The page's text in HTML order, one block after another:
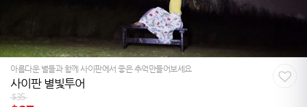
아름다운 별들과 함께 사이판에서 좋은 추억만들어보세요
사이판 별빛투어
$35